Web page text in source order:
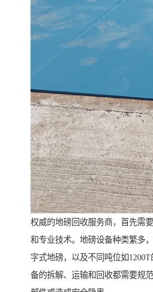
权威的地磅回收服务商，首先需
和专业技术。地磅设备种类繁多
字式地磅，以及不同吨位如
备的拆解、运输和回收都需要规